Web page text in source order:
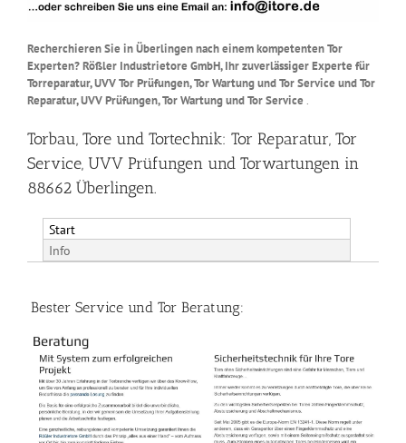
Recherchieren Sie in Überlingen nach einem kompetenten Tor
Experten? Rößler Industrietore GmbH, Ihr zuverlässiger Experte für
Torreparatur, UVV Tor Prüfungen, Tor Wartung und Tor Service und Tor
Reparatur, UVV Prüfungen, Tor Wartung und Tor Service .
Torbau, Tore und Tortechnik: Tor Reparatur, Tor
Service, UVV Prüfungen und Torwartungen in
88662 Überlingen.
Start
Info
Bester Service und Tor Beratung: